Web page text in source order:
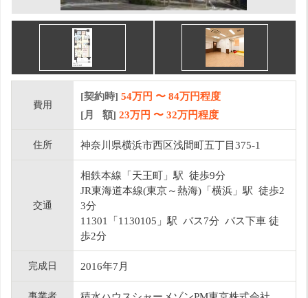
費用
[契約時] 54万円 〜 84万円程度
[月 額] 23万円 〜 32万円程度
住所 神奈川県横浜市西区浅間町五丁目375-1
交通
相鉄本線「天王町」駅 徒歩9分
JR東海道本線(東京～熱海)「横浜」駅 徒歩2
3分
11301「1130105」駅 バス7分 バス下車 徒
歩2分
完成日 2016年7月